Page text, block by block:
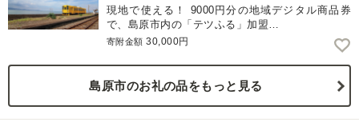
現地で使える！ 9000円分の地域デジタル商品券
で、島原市内の「テツふる」加盟…
寄附金額 30,000円
島原市のお礼の品をもっと見る